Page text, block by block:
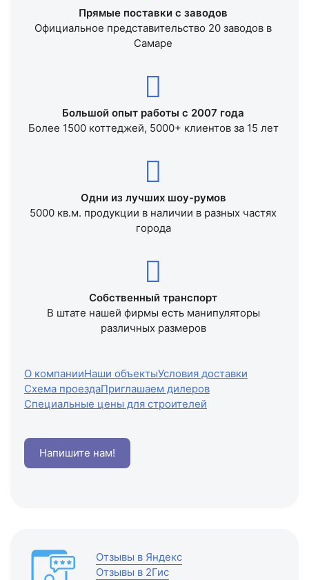
Прямые поставки с заводов
Официальное представительство 20 заводов в
Самаре
Большой опыт работы с 2007 года
Более 1500 коттеджей, 5000+ клиентов за 15 лет
Одни из лучших шоу-румов
5000 кв.м. продукции в наличии в разных частях
города
Собственный транспорт
В штате нашей фирмы есть манипуляторы
различных размеров
О компанииНаши объектыУсловия доставки
Схема проездаПриглашаем дилеров
Специальные цены для строителей
Напишите нам!
Отзывы в Яндекс
Отзывы в 2Гис